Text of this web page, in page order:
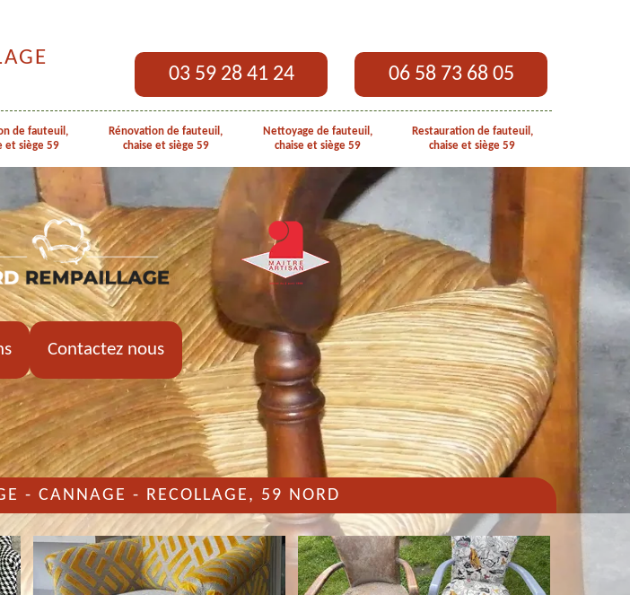
03 59 28 41 24 06 58 73 68 05
de fauteuil,
et siège 59
Rénovation de fauteuil,
chaise et siège 59
Nettoyage de fauteuil,
chaise et siège 59
Restauration de fauteuil,
chaise et siège 59
Contactez nous
- CANNAGE - RECOLLAGE, 59 NORD